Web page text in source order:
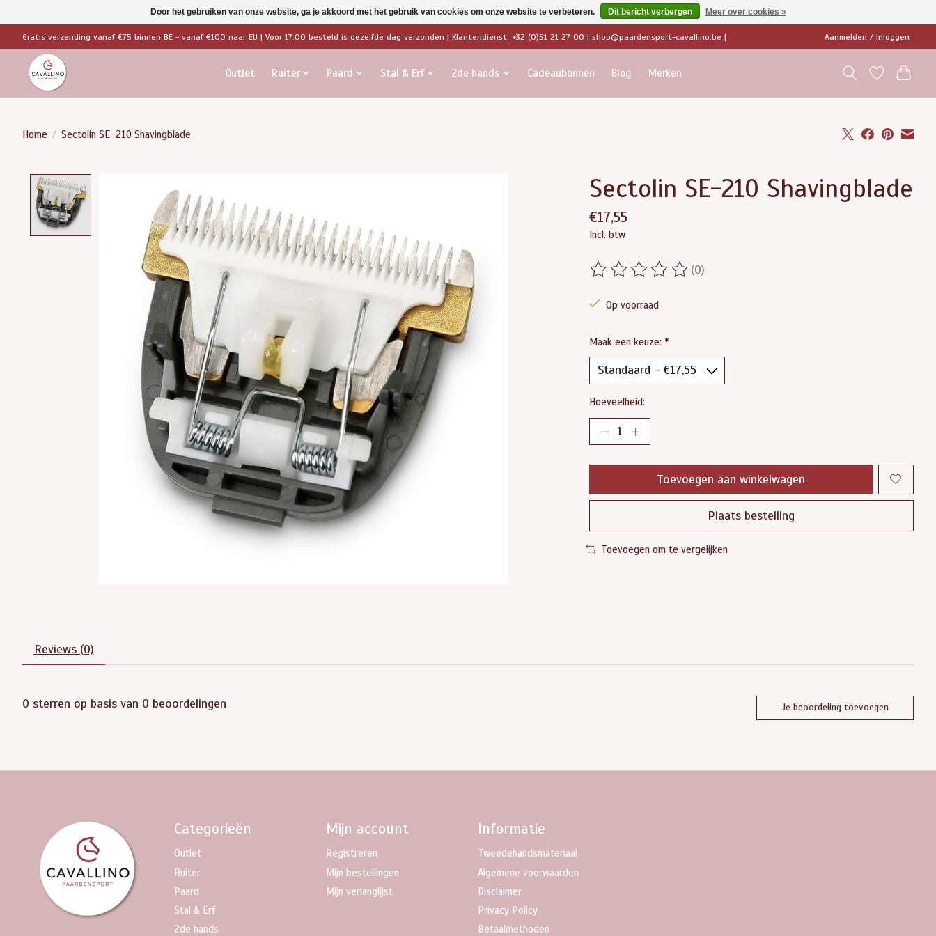
Gratis verzending vanaf €75 binnen BE - vanaf €100 naar EU | Voor 17:00 besteld is dezelfde dag verzonden | Klantendienst: +32 (0)51 21 27 00 | shop@paardensport-cavallino.be | Aanmelden / Inloggen
Outlet Ruiter Paard Stal & Erf 2de hands Cadeaubonnen Blog Merken
Home / Sectolin SE-210 Shavingblade
Sectolin SE-210 Shavingblade
€17,55
Incl. btw
De beoordeling van dit product is
(0)
Op voorraad
Maak een keuze: *
Hoeveelheid:
Toevoegen aan winkelwagen
Plaats bestelling
Toevoegen om te vergelijken
Reviews (0)
0 sterren op basis van 0 beoordelingen Je beoordeling toevoegen
Categorieën
Outlet
Ruiter
Paard
Stal & Erf
2de hands
Mijn account
Registreren
Mijn bestellingen
Mijn verlanglijst
Informatie
Tweedehandsmateriaal
Algemene voorwaarden
Disclaimer
Privacy Policy
Betaalmethoden
Door het gebruiken van onze website, ga je akkoord met het gebruik van cookies om onze website te verbeteren. Dit bericht verbergen Meer over cookies »